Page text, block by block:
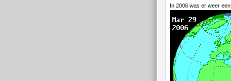
In 2006 was er weer